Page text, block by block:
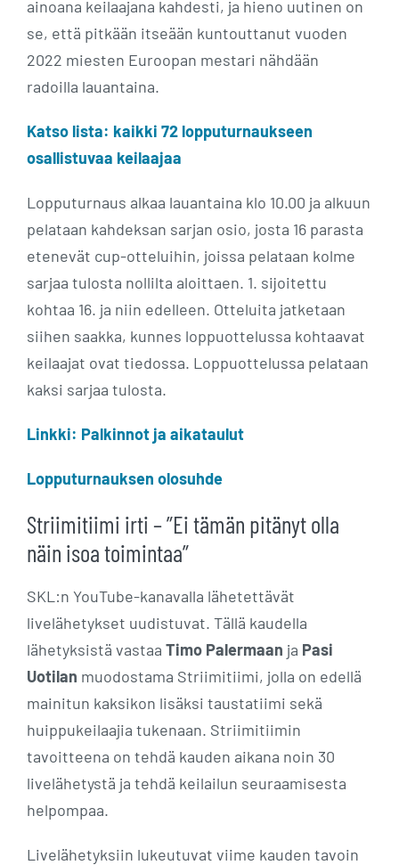
ainoana keilaajana kahdesti, ja hieno uutinen on
se, että pitkään itseään kuntouttanut vuoden
2022 miesten Euroopan mestari nähdään
radoilla lauantaina.
Katso lista: kaikki 72 lopputurnaukseen
osallistuvaa keilaajaa
Lopputurnaus alkaa lauantaina klo 10.00 ja alkuun
pelataan kahdeksan sarjan osio, josta 16 parasta
etenevät cup-otteluihin, joissa pelataan kolme
sarjaa tulosta nollilta aloittaen. 1. sijoitettu
kohtaa 16. ja niin edelleen. Otteluita jatketaan
siihen saakka, kunnes loppuottelussa kohtaavat
keilaajat ovat tiedossa. Loppuottelussa pelataan
kaksi sarjaa tulosta.
Linkki: Palkinnot ja aikataulut
Lopputurnauksen olosuhde
Striimitiimi irti – ”Ei tämän pitänyt olla
näin isoa toimintaa”
SKL:n YouTube-kanavalla lähetettävät
livelähetykset uudistuvat. Tällä kaudella
lähetyksistä vastaa Timo Palermaan ja Pasi
Uotilan muodostama Striimitiimi, jolla on edellä
mainitun kaksikon lisäksi taustatiimi sekä
huippukeilaajia tukenaan. Striimitiimin
tavoitteena on tehdä kauden aikana noin 30
livelähetystä ja tehdä keilailun seuraamisesta
helpompaa.
Livelähetyksiin lukeutuvat viime kauden tavoin